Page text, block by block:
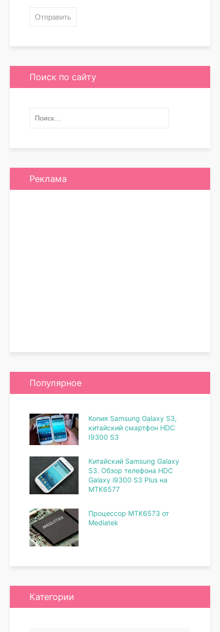
Поиск по сайту
Реклама
Популярное
Копия Samsung Galaxy S3,
китайский смартфон HDC
I9300 S3
Китайский Samsung Galaxy
S3. Обзор телефона HDC
Galaxy i9300 S3 Plus на
MTK6577
Процессор MTK6573 от
Mediatek
Категории